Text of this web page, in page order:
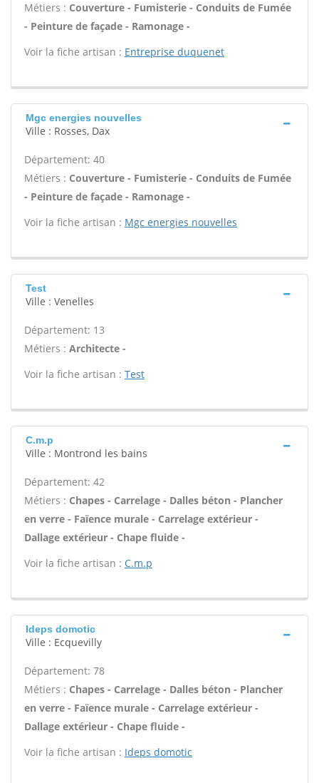
Métiers : Couverture - Fumisterie - Conduits de Fumée
- Peinture de façade - Ramonage -
Voir la fiche artisan : Entreprise duquenet
Mgc energies nouvelles
Ville : Rosses, Dax
Département: 40
Métiers : Couverture - Fumisterie - Conduits de Fumée
- Peinture de façade - Ramonage -
Voir la fiche artisan : Mgc energies nouvelles
Test
Ville : Venelles
Département: 13
Métiers : Architecte -
Voir la fiche artisan : Test
C.m.p
Ville : Montrond les bains
Département: 42
Métiers : Chapes - Carrelage - Dalles béton - Plancher
en verre - Faïence murale - Carrelage extérieur -
Dallage extérieur - Chape fluide -
Voir la fiche artisan : C.m.p
Ideps domotic
Ville : Ecquevilly
Département: 78
Métiers : Chapes - Carrelage - Dalles béton - Plancher
en verre - Faïence murale - Carrelage extérieur -
Dallage extérieur - Chape fluide -
Voir la fiche artisan : Ideps domotic